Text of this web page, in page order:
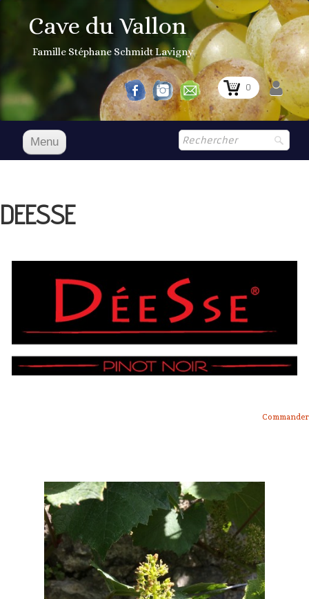
Cave du Vallon
Famille Stéphane Schmidt Lavigny
0
Menu
Boutique
1er Grand Cru
Présentation
Infos pratiques▼
DEESSE
Commander